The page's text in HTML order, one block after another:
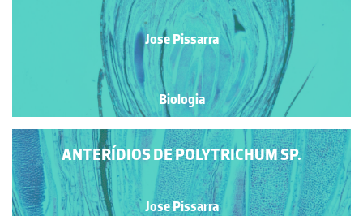
Jose Pissarra
Biologia
ANTERÍDIOS DE POLYTRICHUM SP.
Jose Pissarra